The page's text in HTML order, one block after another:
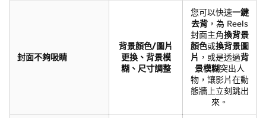
封面不夠吸睛
背景顏色/圖片
更換、背景模
糊、尺寸調整
您可以快速一鍵
去背，為 Reels
封面主角換背景
顏色或換背景圖
片 ，或是透過背
景模糊突出人
物，讓影片在動
態牆上立刻跳出
來。